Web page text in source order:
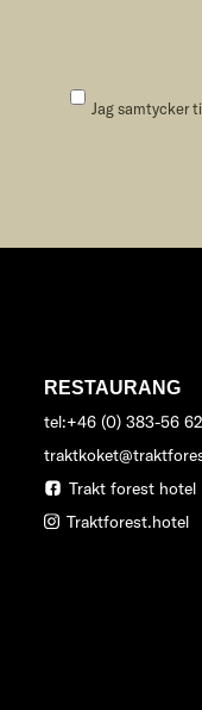
Jag samtycker
RESTAURANG
tel:+46 (0) 383-56
Trakt forest hotel
Traktforest.hotel